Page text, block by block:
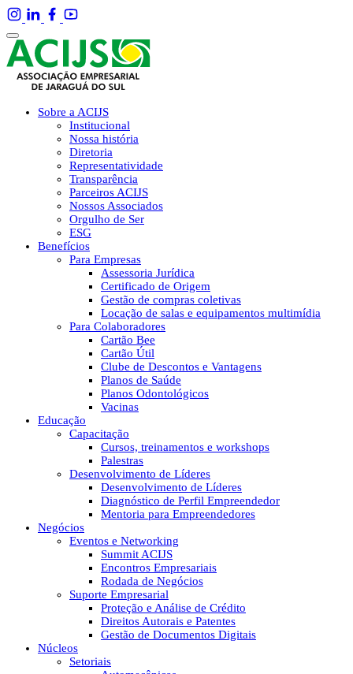
Sobre a ACIJS
Institucional
Nossa história
Diretoria
Representatividade
Transparência
Parceiros ACIJS
Nossos Associados
Orgulho de Ser
ESG
Benefícios
Para Empresas
Assessoria Jurídica
Certificado de Origem
Gestão de compras coletivas
Locação de salas e equipamentos multimídia
Para Colaboradores
Cartão Bee
Cartão Útil
Clube de Descontos e Vantagens
Planos de Saúde
Planos Odontológicos
Vacinas
Educação
Capacitação
Cursos, treinamentos e workshops
Palestras
Desenvolvimento de Líderes
Desenvolvimento de Líderes
Diagnóstico de Perfil Empreendedor
Mentoria para Empreendedores
Negócios
Eventos e Networking
Summit ACIJS
Encontros Empresariais
Rodada de Negócios
Suporte Empresarial
Proteção e Análise de Crédito
Direitos Autorais e Patentes
Gestão de Documentos Digitais
Núcleos
Setoriais